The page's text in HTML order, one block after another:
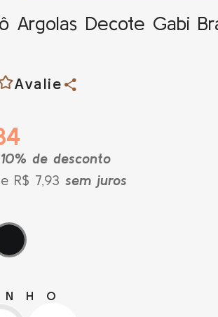
Argolas Decote Gabi
Avalie
10% de desconto
R$ 7,93 sem juros